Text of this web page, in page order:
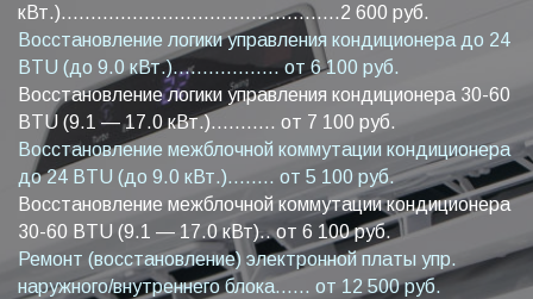
кВт.)...............................................2 600 руб.
Восстановление логики управления кондиционера до 24
BTU (до 9.0 кВт.).................. от 6 100 руб.
Восстановление логики управления кондиционера 30-60
BTU (9.1 — 17.0 кВт.)........... от 7 100 руб.
Восстановление межблочной коммутации кондиционера
до 24 BTU (до 9.0 кВт.)........ от 5 100 руб.
Восстановление межблочной коммутации кондиционера
30-60 BTU (9.1 — 17.0 кВт).. от 6 100 руб.
Ремонт (восстановление) электронной платы упр.
наружного/внутреннего блока...... от 12 500 руб.